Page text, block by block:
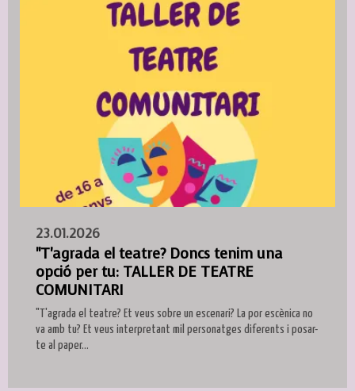
23.01.2026
"T'agrada el teatre? Doncs tenim una
opció per tu: TALLER DE TEATRE
COMUNITARI
"T'agrada el teatre? Et veus sobre un escenari? La por escènica no
va amb tu? Et veus interpretant mil personatges diferents i posar-
te al paper...